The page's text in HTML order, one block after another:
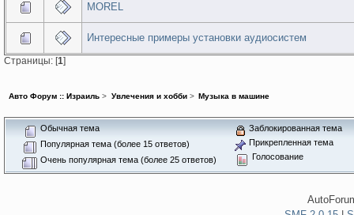
MOREL
Интересные примеры установки аудиосистем
Страницы: [1]
Авто Форум :: Израиль > Увлечения и хобби> Музыка в машине
Обычная тема
Популярная тема (более 15 ответов)
Очень популярная тема (более 25 ответов)
Заблокированная тема
Прикрепленная тема
Голосование